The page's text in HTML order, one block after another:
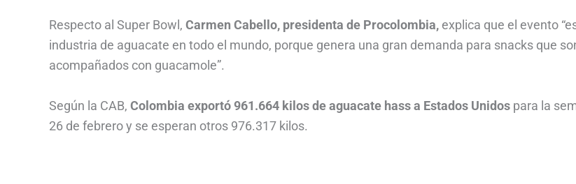
Respecto al Super Bowl, Carmen Cabello, presidenta de Procolombia, explica que el evento
industria de aguacate en todo el mundo, porque genera una gran demanda para snacks que
acompañados con guacamole”.
Según la CAB, Colombia exportó 961.664 kilos de aguacate hass a Estados Unidos para la
26 de febrero y se esperan otros 976.317 kilos.